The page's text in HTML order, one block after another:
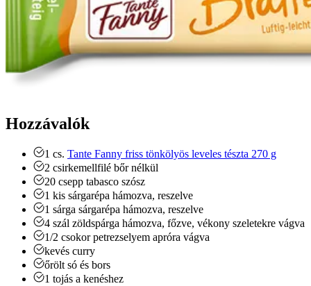
Hozzávalók
1 cs. Tante Fanny friss tönkölyös leveles tészta 270 g
2 csirkemellfilé bőr nélkül
20 csepp tabasco szósz
1 kis sárgarépa hámozva, reszelve
1 sárga sárgarépa hámozva, reszelve
4 szál zöldspárga hámozva, főzve, vékony szeletekre vágva
1/2 csokor petrezselyem apróra vágva
kevés curry
őrölt só és bors
1 tojás a kenéshez